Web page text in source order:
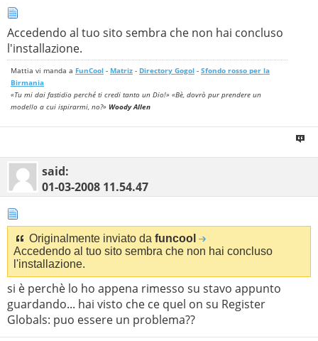
Accedendo al tuo sito sembra che non hai concluso
l'installazione.
Mattia vi manda a FunCool - Matriz - Directory Gogol - Sfondo rosso per la
Birmania
«Tu mi dai fastidio perché ti credi tanto un Dio!» «Bè, dovrò pur prendere un
modello a cui ispirarmi, no?» Woody Allen
said:
01-03-2008 11.54.47
Originalmente inviato da funcool
Accedendo al tuo sito sembra che non hai concluso
l'installazione.
si è perchè lo ho appena rimesso su stavo appunto
guardando... hai visto che ce quel on su Register
Globals: puo essere un problema??